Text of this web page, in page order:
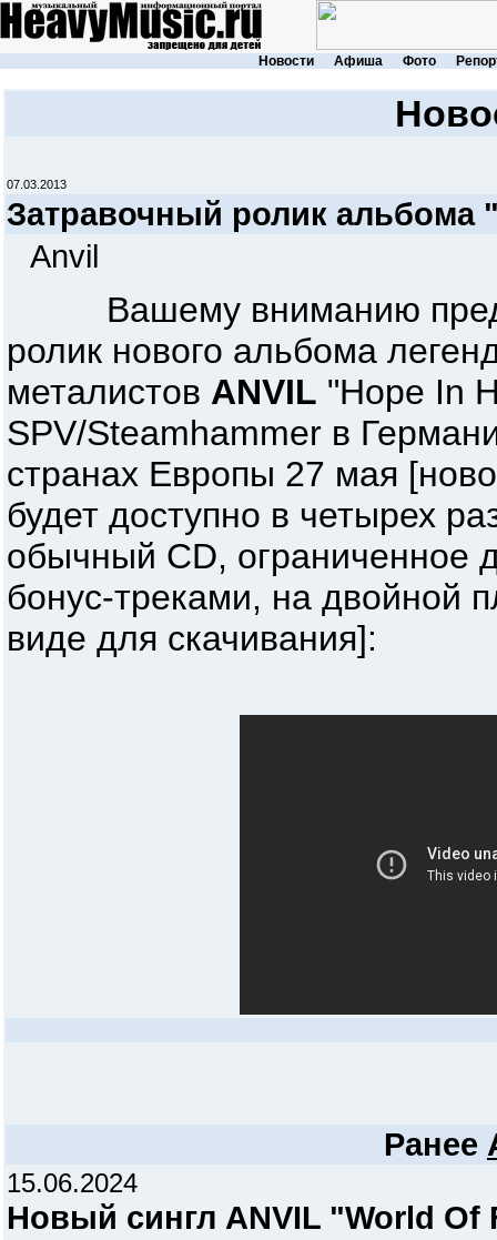
Новости Афиша Фото
07.03.2013
Затравочный ролик альбома
Anvil
Вашему вниманию
ролик нового альбома
металистов ANVIL "Hope In
SPV/Steamhammer в
странах Европы 27 мая
будет доступно в четырех
обычный CD, ограниченное
бонус-треками, на двойной
виде для скачивания]:
Ранее
15.06.2024
Новый сингл ANVIL "World Of